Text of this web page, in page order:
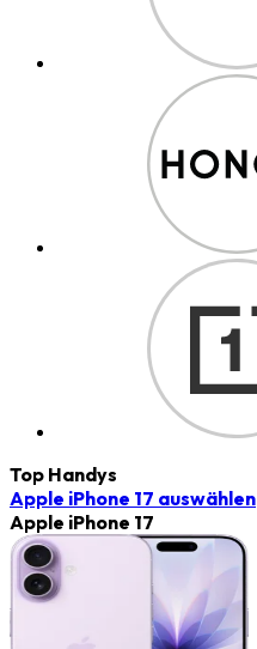
Top Handys
Apple iPhone 17 auswählen
Apple iPhone 17